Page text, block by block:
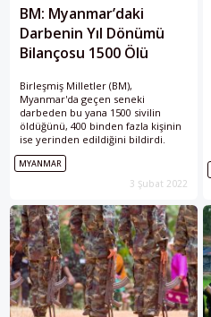
BM: Myanmar’daki
Darbenin Yıl Dönümü
Bilançosu 1500 Ölü
Birleşmiş Milletler (BM),
Myanmar'da geçen seneki
darbeden bu yana 1500 sivilin
öldüğünü, 400 binden fazla kişinin
ise yerinden edildiğini bildirdi.
MYANMAR
3 Şubat 2022